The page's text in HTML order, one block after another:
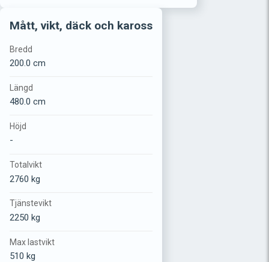
Mått, vikt, däck och kaross
Bredd
200.0 cm
Längd
480.0 cm
Höjd
-
Totalvikt
2760 kg
Tjänstevikt
2250 kg
Max lastvikt
510 kg